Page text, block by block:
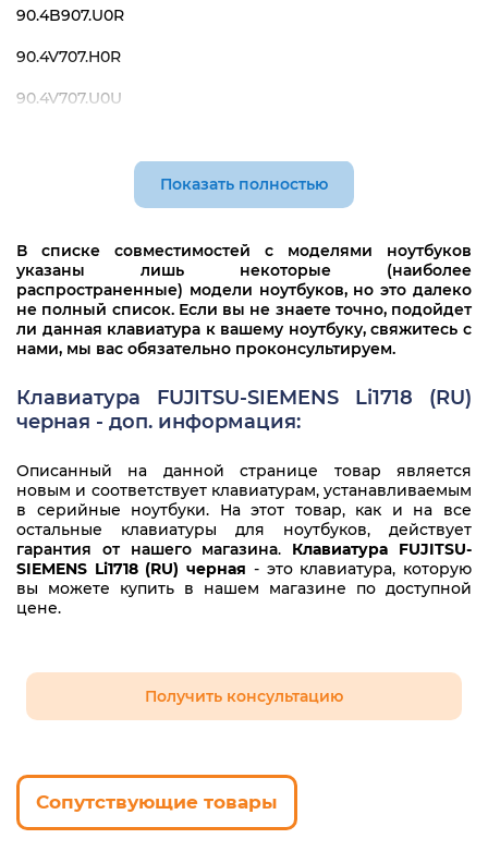
90.4B907.U0R
90.4V707.H0R
90.4V707.U0U
K050630B2
Показать полностью
В списке совместимостей с моделями ноутбуков
указаны лишь некоторые (наиболее
распространенные) модели ноутбуков, но это далеко
не полный список. Если вы не знаете точно, подойдет
ли данная клавиатура к вашему ноутбуку, свяжитесь с
нами, мы вас обязательно проконсультируем.
Клавиатура FUJITSU-SIEMENS Li1718 (RU)
черная - доп. информация:
Описанный на данной странице товар является
новым и соответствует клавиатурам, устанавливаемым
в серийные ноутбуки. На этот товар, как и на все
остальные клавиатуры для ноутбуков, действует
гарантия от нашего магазина. Клавиатура FUJITSU-
SIEMENS Li1718 (RU) черная - это клавиатура, которую
вы можете купить в нашем магазине по доступной
цене.
Получить консультацию
Сопутствующие товары